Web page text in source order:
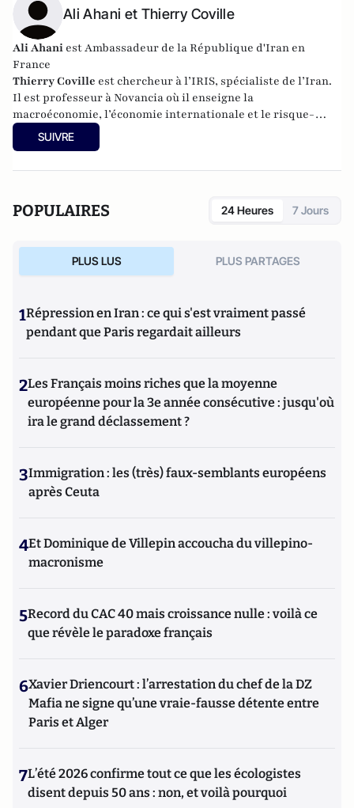
Ali Ahani et Thierry Coville
Ali Ahani est Ambassadeur de la République d'Iran en
France
Thierry Coville est chercheur à l’IRIS, spécialiste de l’Iran.
Il est professeur à Novancia où il enseigne la
macroéconomie, l’économie internationale et le risque-
pays.SUIVRE
POPULAIRES 24 Heures 7 Jours
PLUS LUS PLUS PARTAGES
1Répression en Iran : ce qui s'est vraiment passé
pendant que Paris regardait ailleurs
2Les Français moins riches que la moyenne
européenne pour la 3e année consécutive : jusqu'où
ira le grand déclassement ?
3Immigration : les (très) faux-semblants européens
après Ceuta
4Et Dominique de Villepin accoucha du villepino-
macronisme
5Record du CAC 40 mais croissance nulle : voilà ce
que révèle le paradoxe français
6Xavier Driencourt : l’arrestation du chef de la DZ
Mafia ne signe qu’une vraie-fausse détente entre
Paris et Alger
7L’été 2026 confirme tout ce que les écologistes
disent depuis 50 ans : non, et voilà pourquoi